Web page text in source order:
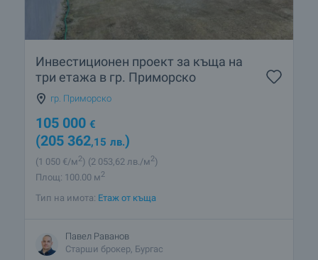
Инвестиционен проект за къща на
три етажа в гр. Приморско
гр. Приморско
105 000 €
(205 362,15 лв.)
(1 050 €/м2) (2 053,62 лв./м2)
Площ: 100.00 м2
Тип на имота: Етаж от къща
Павел Раванов
Старши брокер, Бургас